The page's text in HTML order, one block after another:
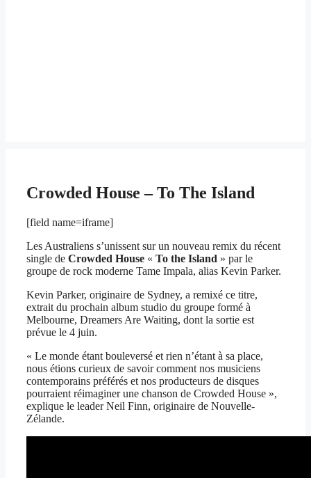
Crowded House – To The Island
[field name=iframe]
Les Australiens s’unissent sur un nouveau remix du récent
single de Crowded House « To the Island » par le
groupe de rock moderne Tame Impala, alias Kevin Parker.
Kevin Parker, originaire de Sydney, a remixé ce titre,
extrait du prochain album studio du groupe formé à
Melbourne, Dreamers Are Waiting, dont la sortie est
prévue le 4 juin.
« Le monde étant bouleversé et rien n’étant à sa place,
nous étions curieux de savoir comment nos musiciens
contemporains préférés et nos producteurs de disques
pourraient réimaginer une chanson de Crowded House »,
explique le leader Neil Finn, originaire de Nouvelle-
Zélande.